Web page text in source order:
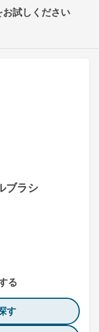
ブラシ
る
す
試しください